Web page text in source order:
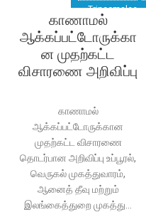
காணாமல்
ஆக்கப்பட்டோருக்கா
ன முதற்கட்ட
விசாரணை அறிவிப்பு
Trincomalee ,
Verugal
(Eachchilampattu)
காணாமல்
ஆக்கப்பட்டோருக்கான
முதற்கட்ட விசாரணை
தொடர்பான அறிவிப்பு உப்பூரல்,
வெருகல் முகத்துவாரம்,
ஆனைத் தீவு மற்றும்
இலங்கைத்துறை முகத்து...